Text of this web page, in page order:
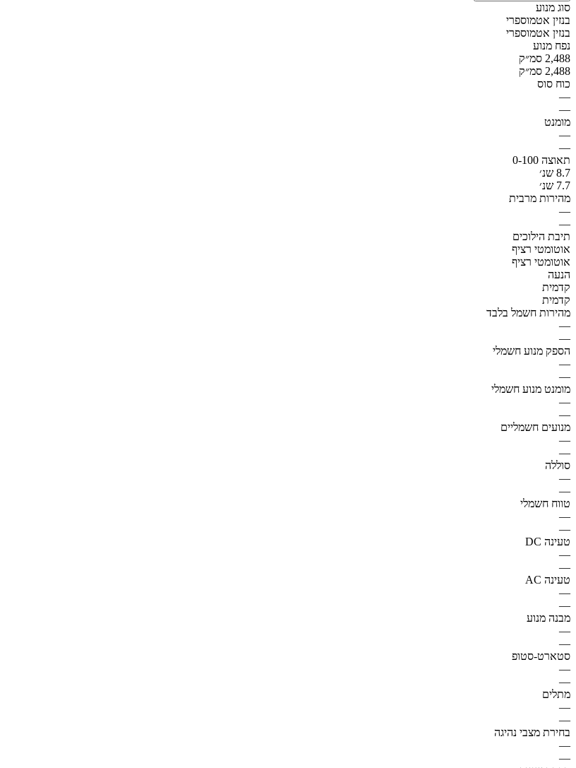
סוג מנוע
בנזין אטמוספרי
בנזין אטמוספרי
נפח מנוע
2,488 סמ״ק
2,488 סמ״ק
כוח סוס
—
—
מומנט
—
—
תאוצה 0-100
8.7 שנ׳
7.7 שנ׳
מהירות מרבית
—
—
תיבת הילוכים
אוטומטי רציף
אוטומטי רציף
הנעה
קדמית
קדמית
מהירות חשמל בלבד
—
—
הספק מנוע חשמלי
—
—
מומנט מנוע חשמלי
—
—
מנועים חשמליים
—
—
סוללה
—
—
טווח חשמלי
—
—
טעינה DC
—
—
טעינה AC
—
—
מבנה מנוע
—
—
סטארט-סטופ
—
—
מתלים
—
—
בחירת מצבי נהיגה
—
—